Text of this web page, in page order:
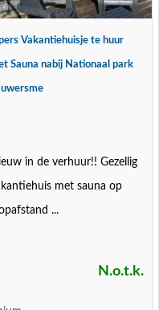
Vakantiehuisje te huur
Sauna nabij Nationaal park
in de verhuur!! Gezellig
met sauna op
...
N.o.t.k.